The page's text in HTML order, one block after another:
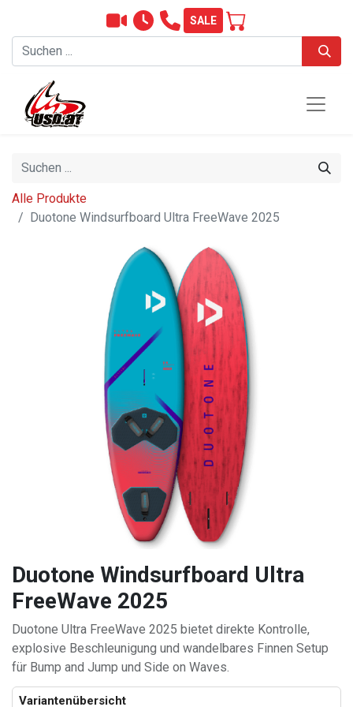
SALE
Alle Produkte
Duotone Windsurfboard Ultra FreeWave 2025
Duotone Windsurfboard Ultra
FreeWave 2025
Duotone Ultra FreeWave 2025 bietet direkte Kontrolle,
explosive Beschleunigung und wandelbares Finnen Setup
für Bump and Jump und Side on Waves.
Variantenübersicht